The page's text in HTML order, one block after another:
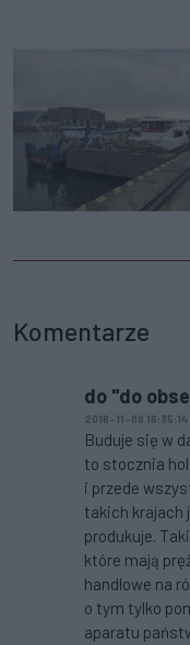
Komentarze
do "do
2016-11-08 16:35:14
Buduje się w
to stocznia
i przede
takich krajach
produkuje.
które mają
handlowe na
o tym tylko
aparatu